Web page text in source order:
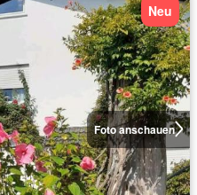
Foto anschauen
Neu